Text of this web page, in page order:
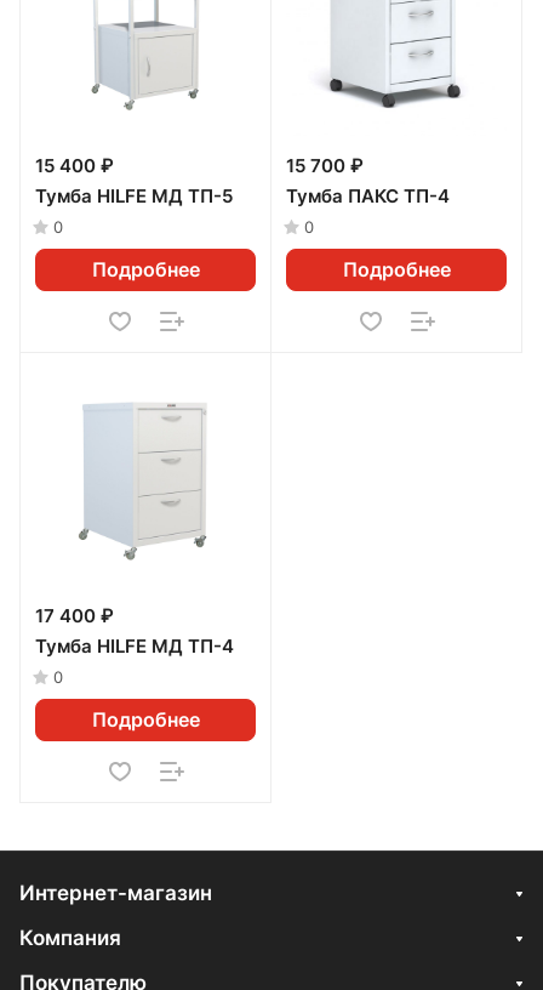
15 400 ₽
Тумба HILFE МД ТП-5
0
Подробнее
15 700 ₽
Тумба ПАКС ТП-4
0
Подробнее
17 400 ₽
Тумба HILFE МД ТП-4
0
Подробнее
Интернет-магазин
Компания
Покупателю